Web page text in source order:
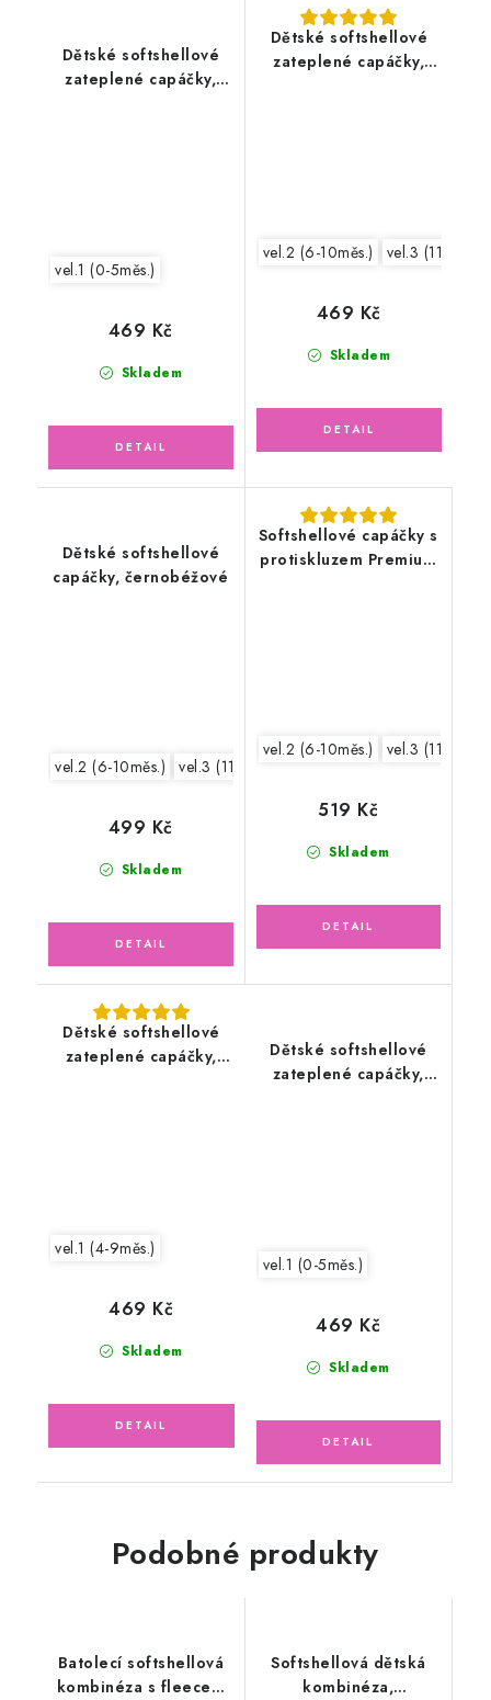
Dětské softshellové
zateplené capáčky,
vel.1 (0-5měs.)
Skladem
469 Kč
Dětské softshellové
zateplené capáčky,
vel.2 (6-10měs.) vel.3 (11-
Skladem
469 Kč
Dětské softshellové
capáčky, černobéžové
vel.2 (6-10měs.) vel.3 (11-15měs.)
Skladem
499 Kč
Softshellové capáčky s
protiskluzem Premium
vel.2 (6-10měs.) vel.3 (11-
Skladem
519 Kč
Dětské softshellové
zateplené capáčky,
vel.1 (4-9měs.)
Skladem
469 Kč
Dětské softshellové
zateplené capáčky,
vel.1 (0-5měs.)
Skladem
469 Kč
Podobné produkty
Batolecí softshellová
kombinéza s fleecem
Softshellová dětská
kombinéza,